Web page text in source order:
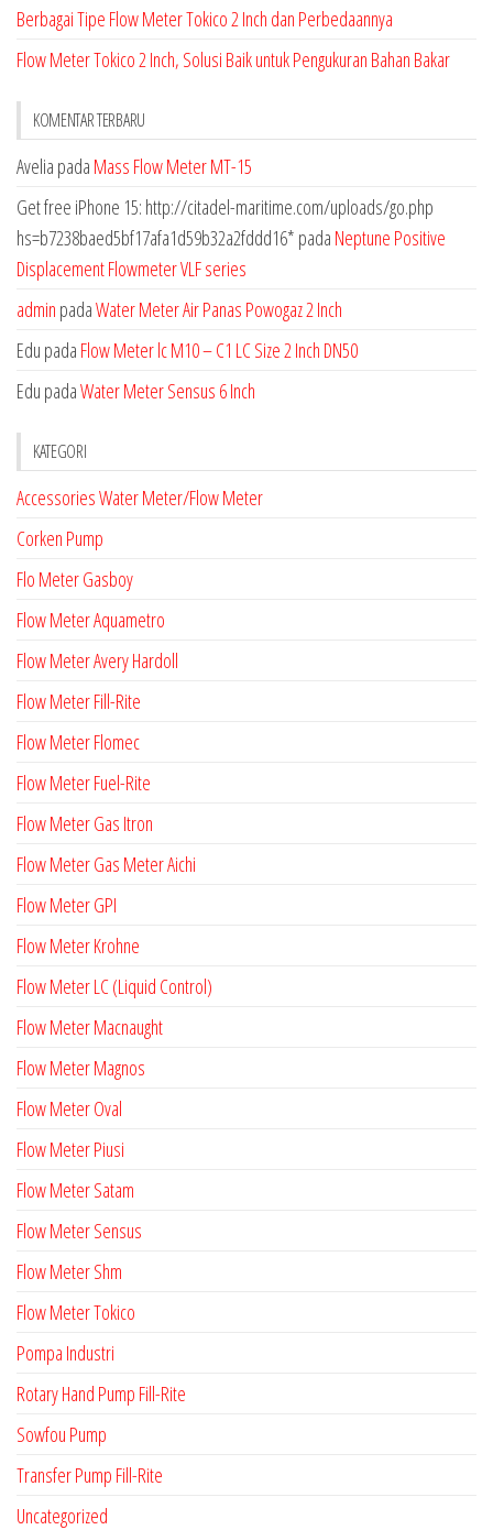
Berbagai Tipe Flow Meter Tokico 2 Inch dan Perbedaannya
Flow Meter Tokico 2 Inch, Solusi Baik untuk Pengukuran Bahan Bakar
KOMENTAR TERBARU
Avelia pada Mass Flow Meter MT-15
Get free iPhone 15: http://citadel-maritime.com/uploads/go.php
hs=b7238baed5bf17afa1d59b32a2fddd16* pada Neptune Positive
Displacement Flowmeter VLF series
admin padaWater Meter Air Panas Powogaz 2 Inch
Edu pada Flow Meter lc M10 – C1 LC Size 2 Inch DN50
Edu padaWater Meter Sensus 6 Inch
KATEGORI
Accessories Water Meter/Flow Meter
Corken Pump
Flo Meter Gasboy
Flow Meter Aquametro
Flow Meter Avery Hardoll
Flow Meter Fill-Rite
Flow Meter Flomec
Flow Meter Fuel-Rite
Flow Meter Gas Itron
Flow Meter Gas Meter Aichi
Flow Meter GPI
Flow Meter Krohne
Flow Meter LC (Liquid Control)
Flow Meter Macnaught
Flow Meter Magnos
Flow Meter Oval
Flow Meter Piusi
Flow Meter Satam
Flow Meter Sensus
Flow Meter Shm
Flow Meter Tokico
Pompa Industri
Rotary Hand Pump Fill-Rite
Sowfou Pump
Transfer Pump Fill-Rite
Uncategorized